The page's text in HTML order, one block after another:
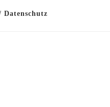
Datenschutz